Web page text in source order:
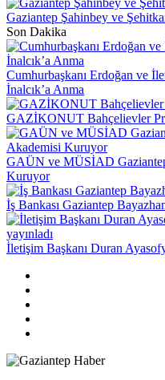
Gaziantep Şahinbey ve
Son Dakika
Cumhurbaşkanı Erdoğan ve
İnalcık’a Anma
GAZİKONUT Bahçelievler
GAÜN ve MÜSİAD
Kuruyor
İş Bankası Gaziantep
İletişim Başkanı Duran